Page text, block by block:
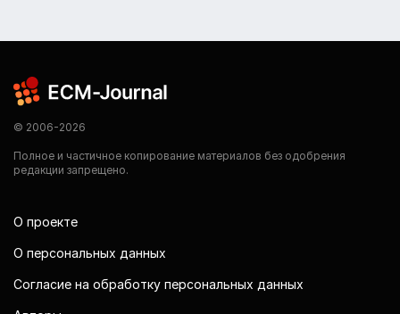
© 2006-2026
Полное и частичное копирование материалов без одобрения
редакции запрещено.
О проекте
О персональных данных
Согласие на обработку персональных данных